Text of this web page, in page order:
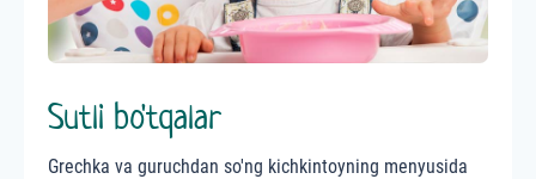
Sutli bo'tqalar
Grechka va guruchdan so'ng kichkintoyning menyusida